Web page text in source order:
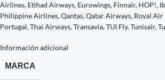
Airlines, Etihad Airways, Eurowings, Finnair, HOP!,
Philippine Airlines, Qantas, Qatar Airways, Royal
Portugal, Thai Airways, Transavia, TUI Fly,
Información adicional
MARCA